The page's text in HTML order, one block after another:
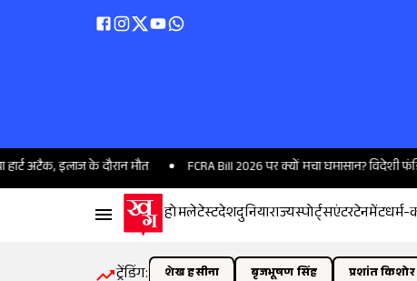
के दौरान मौत FCRA Bill 2026 पर क्यों मचा घमासान? विदेशी फंडिंग के नए
होमलेटेस्टदेशदुनियाराज्यस्पोर्ट्सएंटरटेनमेंटधर्म-
ट्रेंडिंग: शेख हसीना बृजभूषण सिंह प्रशांत किशोर